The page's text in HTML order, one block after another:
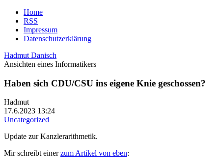
Home
RSS
Impressum
Datenschutzerklärung
Hadmut Danisch
Ansichten eines Informatikers
Haben sich CDU/CSU ins eigene Knie geschossen?
Hadmut
17.6.2023 13:24
Uncategorized
Update zur Kanzlerarithmetik.
Mir schreibt einerzum Artikel von eben: